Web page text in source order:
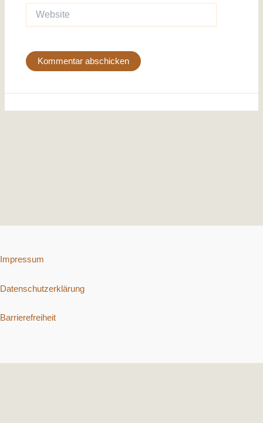
Impressum
Datenschutzerklärung
Barrierefreiheit